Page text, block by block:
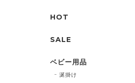
HOT
SALE
ベビー用品
涎掛け